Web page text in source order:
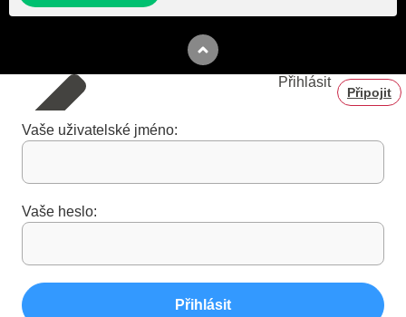
Přihlásit
Připojit
Vaše uživatelské jméno:
Vaše heslo:
Přihlásit